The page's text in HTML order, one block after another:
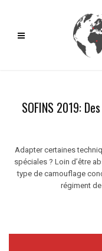
SOFINS 2019:
Adapter certaines
spéciales ? Loin d’être
type de camouflage
régiment